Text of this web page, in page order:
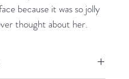
because it was so jolly
thought about her.